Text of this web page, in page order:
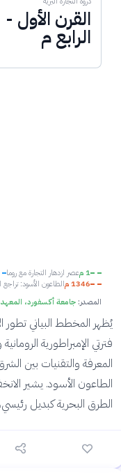
القرن الأول -
الرابع م
1 م عصر ازدهار التجارة مع روما
1346 م الطاعون الأسود: تراجع
المصدر: جامعة أكسفورد، المعهد
يُظهر المخطط البياني تطور
فترتي الإمبراطورية
المعرفة والتقنيات بين
الطاعون الأسود. يشير
الطرق البحرية كبديل